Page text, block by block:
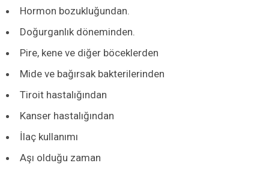
Hormon bozukluğundan.
Doğurganlık döneminden.
Pire, kene ve diğer böceklerden
Mide ve bağırsak bakterilerinden
Tiroit hastalığından
Kanser hastalığından
İlaç kullanımı
Aşı olduğu zaman